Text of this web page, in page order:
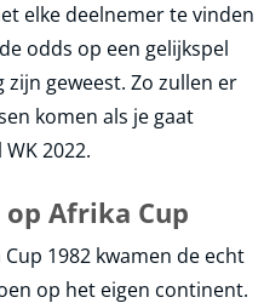
elke deelnemer te vinden
odds op een gelijkspel
geweest. Zo zullen er
komen als je gaat
2022.
Afrika Cup
1982 kwamen de echt
op het eigen continent.